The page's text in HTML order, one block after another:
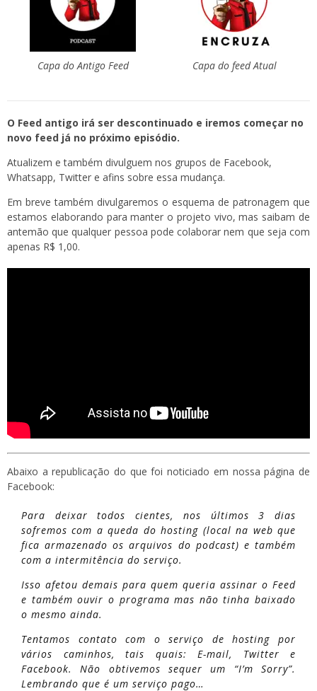
Capa do Antigo Feed Capa do feed Atual
O Feed antigo irá ser descontinuado e iremos começar no
novo feed já no próximo episódio.
Atualizem e também divulguem nos grupos de Facebook,
Whatsapp, Twitter e afins sobre essa mudança.
Em breve também divulgaremos o esquema de patronagem que
estamos elaborando para manter o projeto vivo, mas saibam de
antemão que qualquer pessoa pode colaborar nem que seja com
apenas R$ 1,00.
Abaixo a republicação do que foi noticiado em nossa página de
Facebook:
Para deixar todos cientes, nos últimos 3 dias
sofremos com a queda do hosting (local na web que
fica armazenado os arquivos do podcast) e também
com a intermitência do serviço.
Isso afetou demais para quem queria assinar o Feed
e também ouvir o programa mas não tinha baixado
o mesmo ainda.
Tentamos contato com o serviço de hosting por
vários caminhos, tais quais: E-mail, Twitter e
Facebook. Não obtivemos sequer um “I’m Sorry”.
Lembrando que é um serviço pago…